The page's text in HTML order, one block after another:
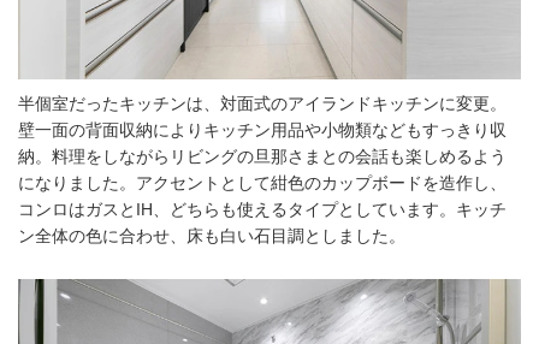
半個室だったキッチンは、対面式のアイランドキッチンに変更。
壁一面の背面収納によりキッチン用品や小物類などもすっきり収
納。料理をしながらリビングの旦那さまとの会話も楽しめるよう
になりました。アクセントとして紺色のカップボードを造作し、
コンロはガスとIH、どちらも使えるタイプとしています。キッチ
ン全体の色に合わせ、床も白い石目調としました。